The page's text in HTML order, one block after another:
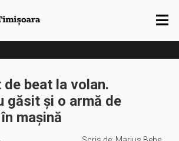
beat la volan.
găsit și o armă de
mașină